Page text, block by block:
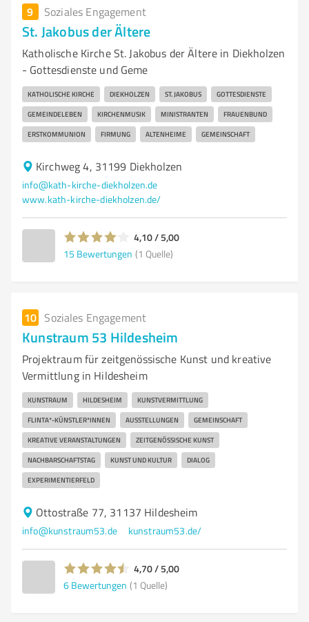
9 Soziales Engagement
St. Jakobus der Ältere
Katholische Kirche St. Jakobus der Ältere in Diekholzen
- Gottesdienste und Geme
KATHOLISCHE KIRCHE DIEKHOLZEN ST. JAKOBUS GOTTESDIENSTE
GEMEINDELEBEN KIRCHENMUSIK MINISTRANTEN FRAUENBUND
ERSTKOMMUNION FIRMUNG ALTENHEIME GEMEINSCHAFT
Kirchweg 4, 31199 Diekholzen
info@kath-kirche-diekholzen.de
www.kath-kirche-diekholzen.de/
4,10 / 5,00
15 Bewertungen (1 Quelle)
10 Soziales Engagement
Kunstraum 53 Hildesheim
Projektraum für zeitgenössische Kunst und kreative
Vermittlung in Hildesheim
KUNSTRAUM HILDESHEIM KUNSTVERMITTLUNG
FLINTA*-KÜNSTLER*INNEN AUSSTELLUNGEN GEMEINSCHAFT
KREATIVE VERANSTALTUNGEN ZEITGENÖSSISCHE KUNST
NACHBARSCHAFTSTAG KUNST UND KULTUR DIALOG
EXPERIMENTIERFELD
Ottostraße 77, 31137 Hildesheim
info@kunstraum53.de kunstraum53.de/
4,70 / 5,00
6 Bewertungen (1 Quelle)